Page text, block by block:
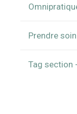
Prendre
Tag section